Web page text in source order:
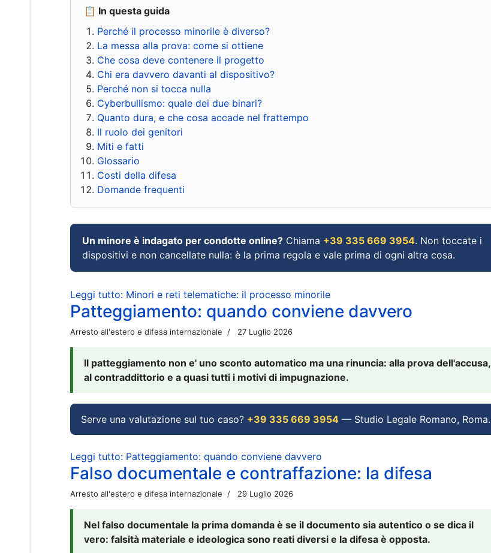
📋 In questa guida
Perché il processo minorile è diverso?
La messa alla prova: come si ottiene
Che cosa deve contenere il progetto
Chi era davvero davanti al dispositivo?
Perché non si tocca nulla
Cyberbullismo: quale dei due binari?
Quanto dura, e che cosa accade nel frattempo
Il ruolo dei genitori
Miti e fatti
Glossario
Costi della difesa
Domande frequenti
Un minore è indagato per condotte online? Chiama +39 335 669 3954. Non toccate i
dispositivi e non cancellate nulla: è la prima regola e vale prima di ogni altra cosa.
Leggi tutto: Minori e reti telematiche: il processo minorile
Patteggiamento: quando conviene davvero
Arresto all'estero e difesa internazionale 27 Luglio 2026
Il patteggiamento non e' uno sconto automatico ma una rinuncia: alla prova dell'accusa,
al contraddittorio e a quasi tutti i motivi di impugnazione.
Serve una valutazione sul tuo caso? +39 335 669 3954 — Studio Legale Romano, Roma.
Leggi tutto: Patteggiamento: quando conviene davvero
Falso documentale e contraffazione: la difesa
Arresto all'estero e difesa internazionale 29 Luglio 2026
Nel falso documentale la prima domanda è se il documento sia autentico o se dica il
vero: falsità materiale e ideologica sono reati diversi e la difesa è opposta.